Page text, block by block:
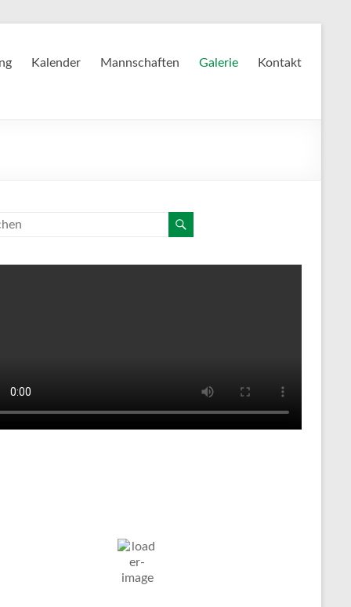
Kalender Mannschaften Galerie Kontakt